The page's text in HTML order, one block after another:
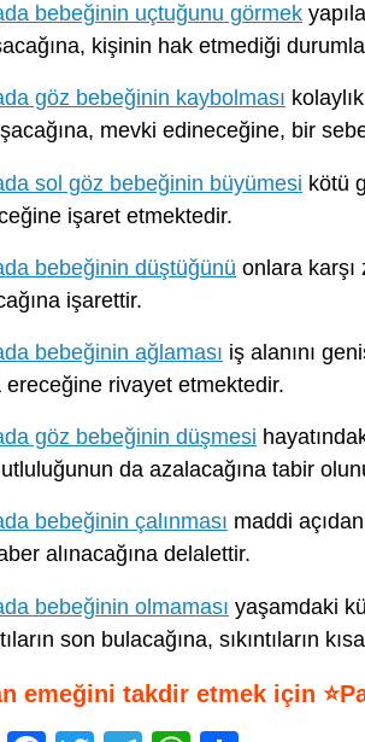
bebeğinin uçtuğunu görmek
kişinin hak etmediği
göz bebeğinin kaybolması
mevki edineceğine, bir
sol göz bebeğinin büyümesi kötü
işaret etmektedir.
bebeğinin düştüğünü onlara karşı
işarettir.
bebeğinin ağlaması iş alanını
ereceğine rivayet etmektedir.
göz bebeğinin düşmesi
da azalacağına tabir
bebeğinin çalınması maddi
alınacağına delalettir.
bebeğinin olmaması yaşamdaki
son bulacağına, sıkıntıların
emeğini takdir etmek için